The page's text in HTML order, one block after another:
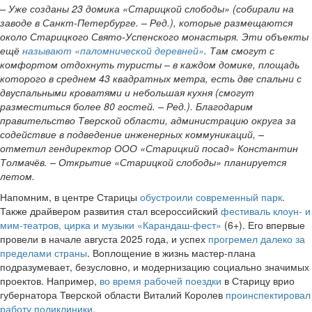
– Уже созданы 23 домика «Старицкой слободы» (собирали на
заводе в Санкт-Петербурге. – Ред.), которые размещаются
около Старицкого Свято-Успенского монастыря. Эти объекты
ещё называют «паломнической деревней». Там смогут с
комфортом отдохнуть туристы – в каждом домике, площадь
которого в среднем 43 квадратных метра, есть две спальни с
двуспальными кроватями и небольшая кухня (смогут
разместиться более 80 гостей. – Ред.). Благодарим
правительство Тверской области, администрацию округа за
содействие в подведение инженерных коммуникаций, –
отметил гендиректор ООО «Старицкий посад» Константин
Толмачёв. – Открытие «Старицкой слободы» планируется
летом.
Напомним, в центре Старицы обустроили современный парк.
Также драйвером развития стал всероссийский фестиваль клоун- и
мим-театров, цирка и музыки «Карандаш-фест» (6+). Его впервые
провели в начале августа 2025 года, и успех прогремел далеко за
пределами страны. Воплощение в жизнь мастер-плана
подразумевает, безусловно, и модернизацию социально значимых
проектов. Например, во время рабочей поездки в Старицу врио
губернатора Тверской области Виталий Королев проинспектировал
работу поликлиники.